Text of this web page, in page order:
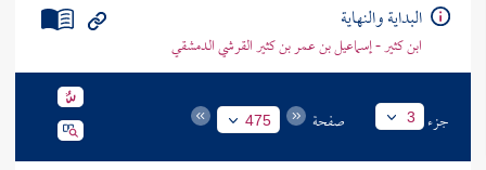
البداية والنهاية
ابن كثير - إسماعيل بن عمر بن كثير القرشي الدمشقي
جزء 3 صفحة 475